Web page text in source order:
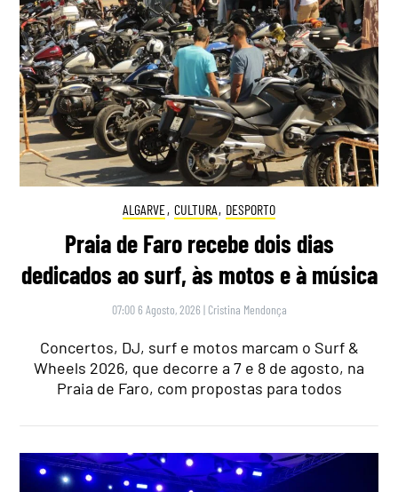
ALGARVE, CULTURA, DESPORTO
Praia de Faro recebe dois dias
dedicados ao surf, às motos e à música
07:00 6 Agosto, 2026 | Cristina Mendonça
Concertos, DJ, surf e motos marcam o Surf &
Wheels 2026, que decorre a 7 e 8 de agosto, na
Praia de Faro, com propostas para todos